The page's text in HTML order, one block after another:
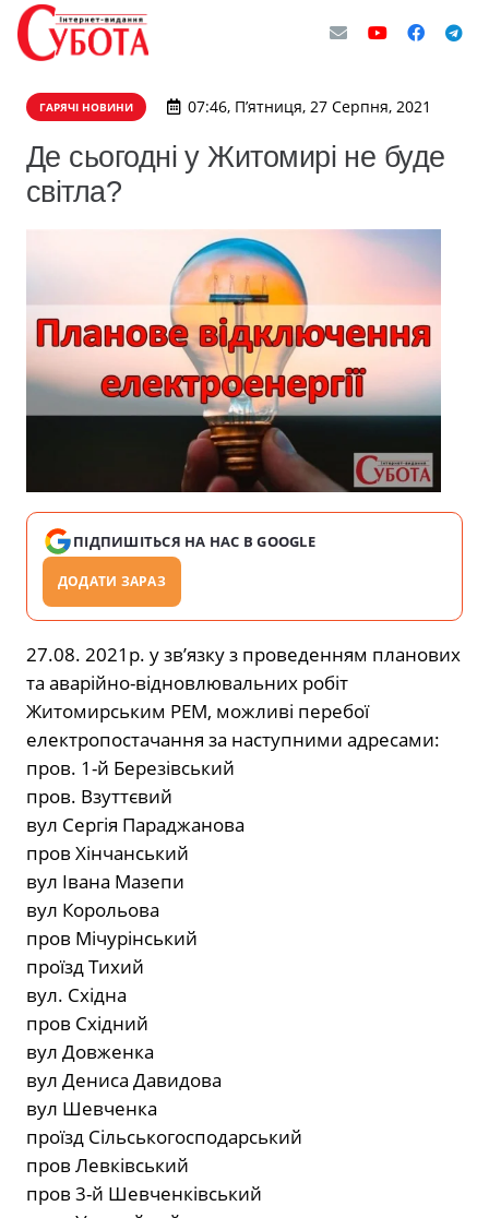
ГАРЯЧІ НОВИНИ 07:46, П’ятниця, 27 Серпня, 2021
Де сьогодні у Житомирі не буде
світла?
ПІДПИШІТЬСЯ НА НАС В GOOGLE
ДОДАТИ ЗАРАЗ
27.08. 2021р. у зв’язку з проведенням планових
та аварійно-відновлювальних робіт
Житомирським РЕМ, можливі перебої
електропостачання за наступними адресами:
пров. 1-й Березівський
пров. Взуттєвий
вул Сергія Параджанова
пров Хінчанський
вул Івана Мазепи
вул Корольова
пров Мічурінський
проїзд Тихий
вул. Східна
пров Східний
вул Довженка
вул Дениса Давидова
вул Шевченка
проїзд Сільськогосподарський
пров Левківський
пров 3-й Шевченківський